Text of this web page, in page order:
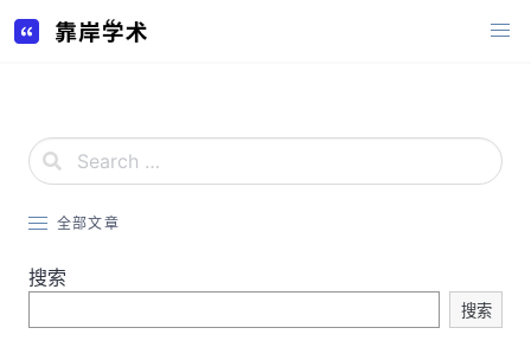
Skip
to
全部文章
搜索
搜索